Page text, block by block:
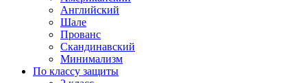
Английский
Шале
Прованс
Скандинавский
Минимализм
По классу защиты